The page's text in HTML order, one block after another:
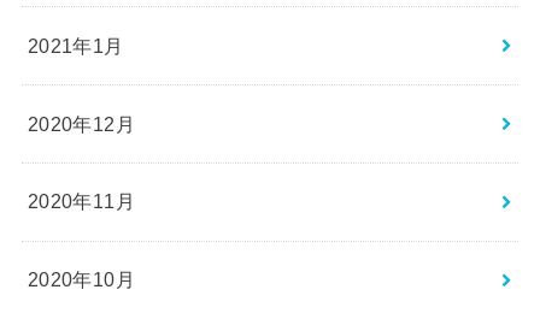
2021年1月
2020年12月
2020年11月
2020年10月